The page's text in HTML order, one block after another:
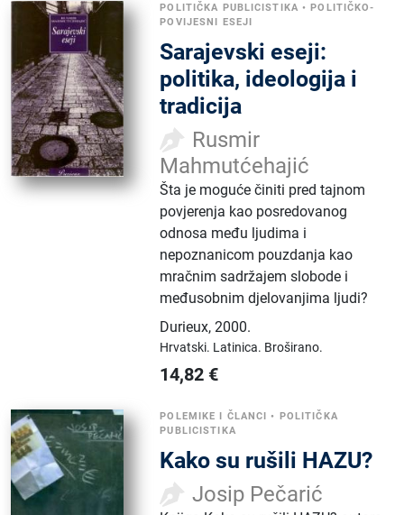
POLITIČKA PUBLICISTIKA •POLITIČKO-
POVIJESNI ESEJI
Sarajevski eseji:
politika, ideologija i
tradicija
Rusmir
Mahmutćehajić
Šta je moguće činiti pred tajnom
povjerenja kao posredovanog
odnosa među ljudima i
nepoznanicom pouzdanja kao
mračnim sadržajem slobode i
međusobnim djelovanjima ljudi?
Durieux,2000.
Hrvatski. Latinica. Broširano.
14,82 €
POLEMIKE I ČLANCI • POLITIČKA
PUBLICISTIKA
Kako su rušili HAZU?
Josip Pečarić